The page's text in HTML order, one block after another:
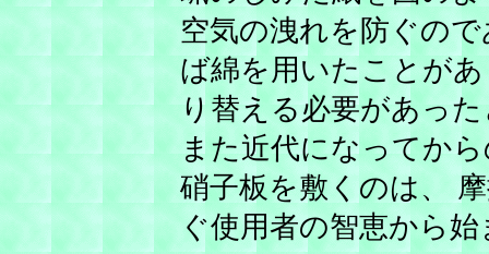
空気の洩れを防ぐの
ば綿を用いたことが
り替える必要があっ
また近代になってか
硝子板を敷くのは、
ぐ使用者の智恵から